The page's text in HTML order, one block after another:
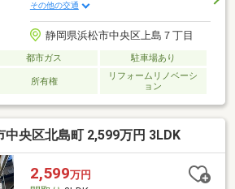
その他の交通
静岡県浜松市中央区上島７丁目
都市ガス 駐車場あり
所有権
リフォームリノベーシ
ョン
中央区北島町 2,599万円 3LDK
2,599万円